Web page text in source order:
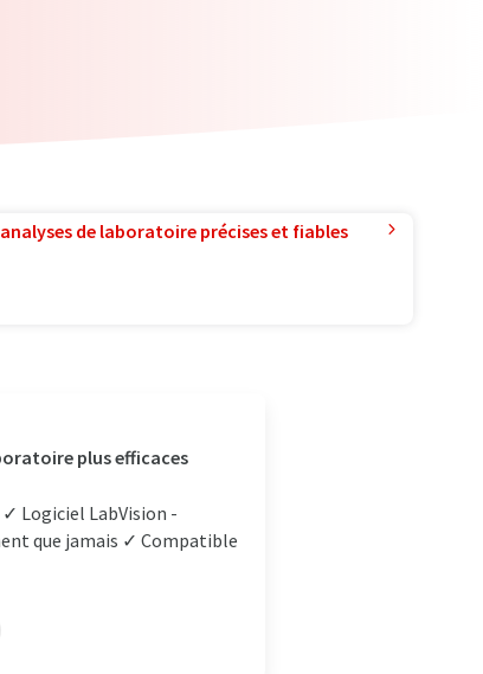
de laboratoire précises et fiables
plus efficaces
Logiciel LabVision -
que jamais ✓ Compatible